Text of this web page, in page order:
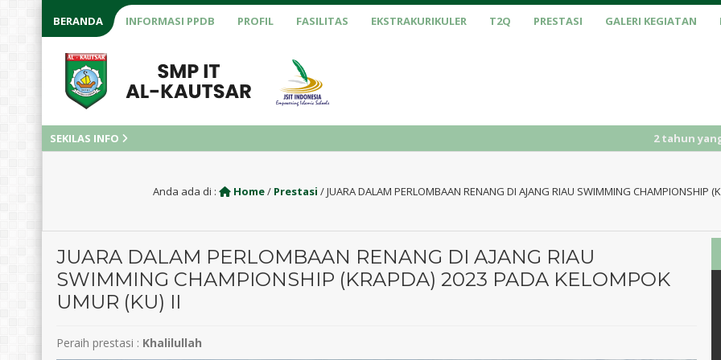
BERANDA INFORMASI PPDB PROFIL FASILITAS EKSTRAKURIKULER T2Q PRESTASI GALERI KEGIATAN
SEKILAS INFO 2 tahun yang lalu/
Anda ada di : Home/ Prestasi /JUARA DALAM PERLOMBAAN RENANG DI AJANG RIAU SWIMMING CHAMPIONSHIP
JUARA DALAM PERLOMBAAN RENANG DI AJANG RIAU
SWIMMING CHAMPIONSHIP (KRAPDA) 2023 PADA KELOMPOK
UMUR (KU) II
Peraih prestasi : Khalilullah